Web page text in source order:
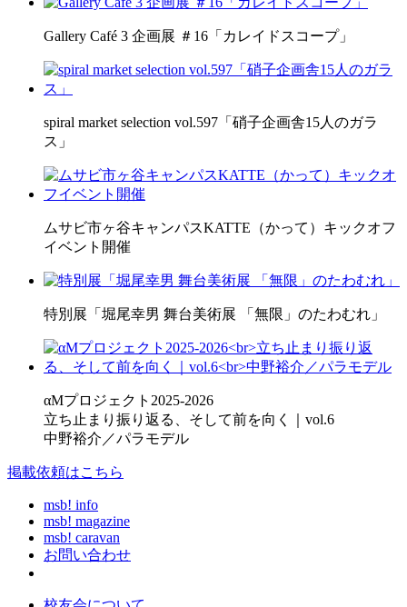
Gallery Café 3 企画展 ＃16「カレイドスコープ」
spiral market selection vol.597「硝子企画舎15人のガラ
ス」
ムサビ市ヶ谷キャンパスKATTE（かって）キックオフ
イベント開催
特別展「堀尾幸男 舞台美術展 「無限」のたわむれ」
αMプロジェクト2025-2026
立ち止まり振り返る、そして前を向く｜vol.6
中野裕介／パラモデル
掲載依頼はこちら
msb! info
msb! magazine
msb! caravan
お問い合わせ